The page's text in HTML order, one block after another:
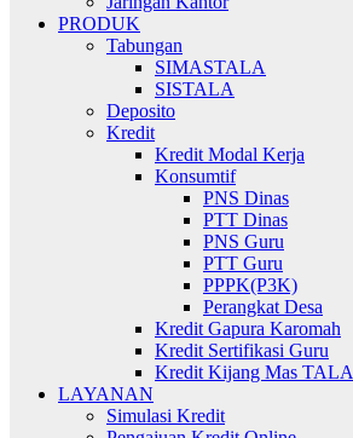
PRODUK
Tabungan
SIMASTALA
SISTALA
Deposito
Kredit
Kredit Modal Kerja
Konsumtif
PNS Dinas
PTT Dinas
PNS Guru
PTT Guru
PPPK(P3K)
Perangkat Desa
Kredit Gapura Karomah
Kredit Sertifikasi Guru
Kredit Kijang Mas TALA
LAYANAN
Simulasi Kredit